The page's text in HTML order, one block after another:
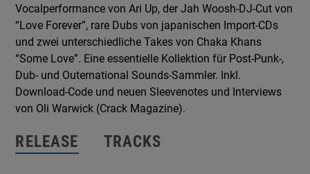
Vocalperformance von Ari Up, der Jah Woosh-DJ-Cut von
“Love Forever”, rare Dubs von japanischen Import-CDs
und zwei unterschiedliche Takes von Chaka Khans
“Some Love”. Eine essentielle Kollektion für Post-Punk-,
Dub- und Outernational Sounds-Sammler. Inkl.
Download-Code und neuen Sleevenotes und Interviews
von Oli Warwick (Crack Magazine).
RELEASE TRACKS